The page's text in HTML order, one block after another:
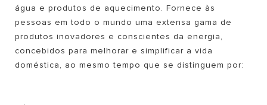
água e produtos de aquecimento. Fornece às
pessoas em todo o mundo uma extensa gama de
produtos inovadores e conscientes da energia,
concebidos para melhorar e simplificar a vida
doméstica, ao mesmo tempo que se distinguem por: